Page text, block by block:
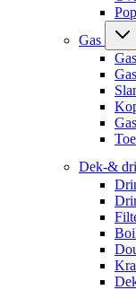
Gas
Dek-&